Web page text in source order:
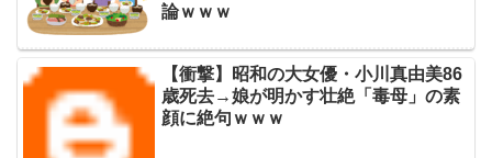
論ｗｗｗ
【衝撃】昭和の大女優・小川真由美86
歳死去→娘が明かす壮絶「毒母」の素
顔に絶句ｗｗｗ